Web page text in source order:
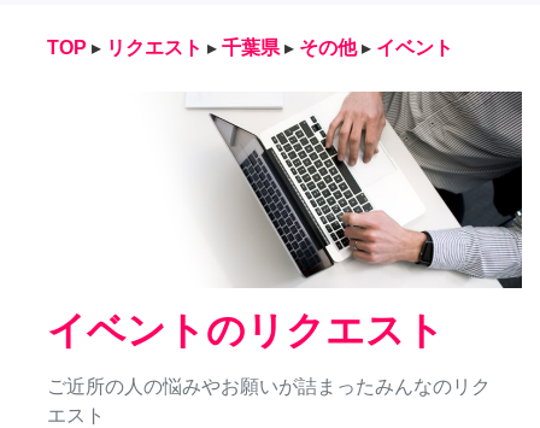
TOP ▸ リクエスト ▸ 千葉県 ▸ その他 ▸ イベント
イベントのリクエスト
ご近所の人の悩みやお願いが詰まったみんなのリク
エスト